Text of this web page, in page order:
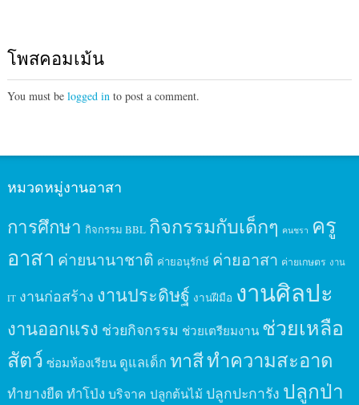
โพสคอมเม้น
You must be logged into post a comment.
หมวดหมู่งานอาสา
การศึกษา กิจกรรม BBL กิจกรรมกับเด็กๆ คนชรา ครู
อาสา ค่ายนานาชาติ ค่ายอนุรักษ์ ค่ายอาสา ค่ายเกษตร งาน
IT งานก่อสร้าง งานประดิษฐ์ งานฝีมือ งานศิลปะ
งานออกแรง ช่วยกิจกรรม ช่วยเตรียมงาน ช่วยเหลือ
สัตว์ ซ่อมห้องเรียน ดูแลเด็ก ทาสีทำความสะอาด
ทำยางยืด ทำโป่ง บริจาค ปลูกต้นไม้ ปลูกปะการัง ปลูกป่า